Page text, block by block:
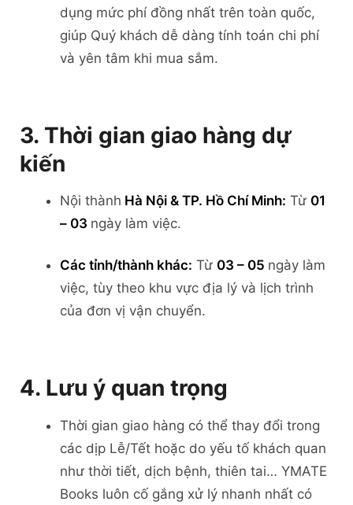
dụng mức phí đồng nhất trên toàn quốc,
giúp Quý khách dễ dàng tính toán chi phí
và yên tâm khi mua sắm.
3. Thời gian giao hàng dự
kiến
Nội thành Hà Nội & TP. Hồ Chí Minh: Từ 01
– 03 ngày làm việc.
Các tỉnh/thành khác: Từ 03 – 05 ngày làm
việc, tùy theo khu vực địa lý và lịch trình
của đơn vị vận chuyển.
4. Lưu ý quan trọng
Thời gian giao hàng có thể thay đổi trong
các dịp Lễ/Tết hoặc do yếu tố khách quan
như thời tiết, dịch bệnh, thiên tai… YMATE
Books luôn cố gắng xử lý nhanh nhất có